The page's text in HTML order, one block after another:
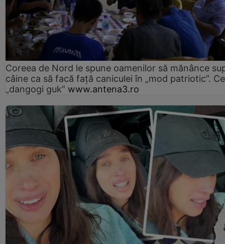
Coreea de Nord le spune oamenilor să mănânce
câine ca să facă față caniculei în „mod patriotic”.
„dangogi guk” www.antena3.ro